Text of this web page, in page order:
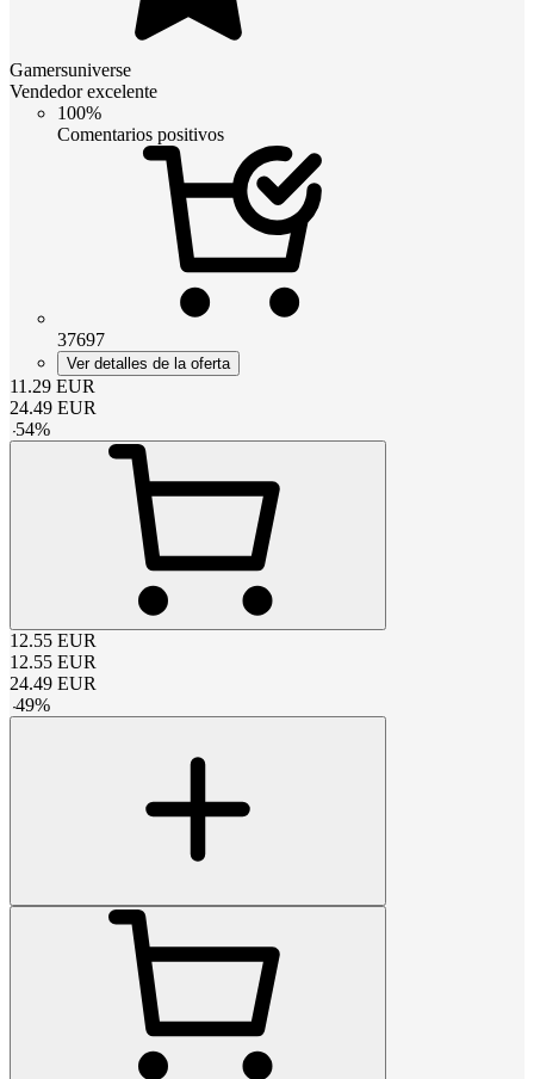
Gamersuniverse
Vendedor excelente
100%
Comentarios positivos
37697
Ver detalles de la oferta
11.29 EUR
24.49 EUR
-54%
12.55 EUR
12.55 EUR
24.49 EUR
-49%